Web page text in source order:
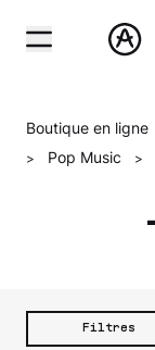
Boutique en ligne
> Pop Music >
Filtres